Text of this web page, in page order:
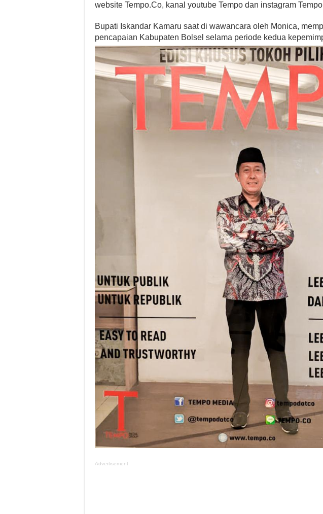
website Tempo.Co, kanal youtube Tempo dan instagram
Bupati Iskandar Kamaru saat di wawancara oleh Monica,
pencapaian Kabupaten Bolsel selama periode kedua
Advertisement